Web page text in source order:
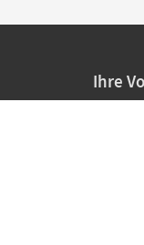
Ihre